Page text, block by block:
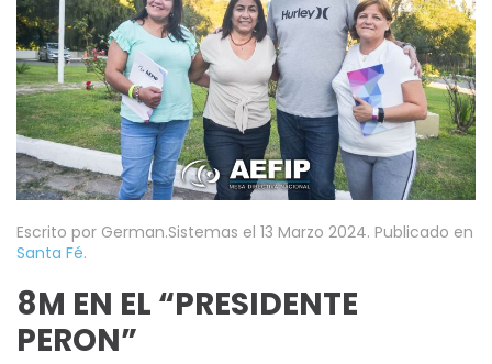
Escrito por German.Sistemas el 13 Marzo 2024. Publicado en
Santa Fé.
8M EN EL “PRESIDENTE
PERON”